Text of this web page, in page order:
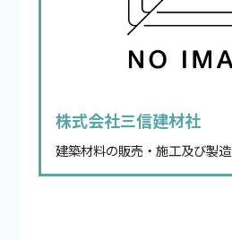
株式会社三信建材社
建築材料の販売・施工及び製造